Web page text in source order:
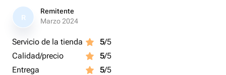
R
Remitente
Marzo 2024
Servicio de la tienda 5/5
Calidad/precio
5/5
Entrega
5/5